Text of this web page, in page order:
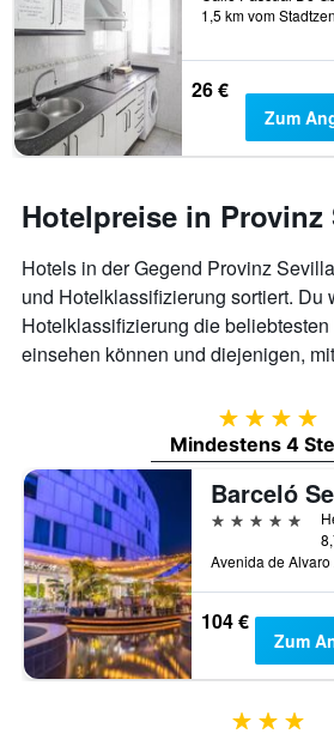
1,5 km vom
26 €
Zum
Hotelpreise in Provinz
Hotels in der Gegend Provinz
und Hotelklassifizierung sortiert. Du
Hotelklassifizierung die
einsehen können und diejenigen,
4 Sterne
Mindestens 4
5 Sterne
104 €
Zum
3 Sterne